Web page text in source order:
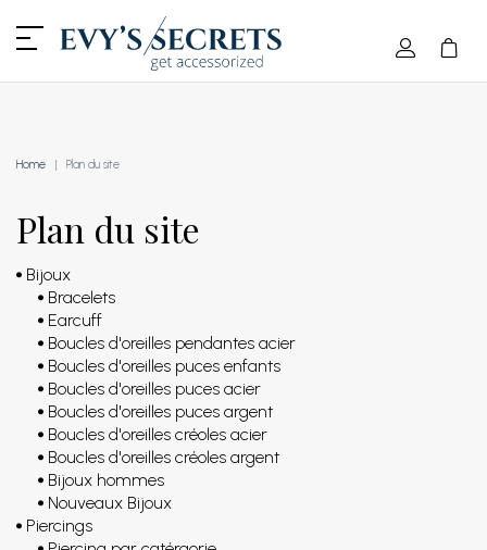
Home Plan du site
Plan du site
Bijoux
Bracelets
Earcuff
Boucles d'oreilles pendantes acier
Boucles d'oreilles puces enfants
Boucles d'oreilles puces acier
Boucles d'oreilles puces argent
Boucles d'oreilles créoles acier
Boucles d'oreilles créoles argent
Bijoux hommes
Nouveaux Bijoux
Piercings